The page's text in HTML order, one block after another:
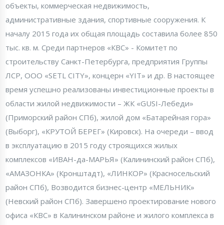
объекты, коммерческая недвижимость,
административные здания, спортивные сооружения. К
началу 2015 года их общая площадь составила более 850
тыс. кв. м. Среди партнеров «КВС» - Комитет по
строительству Санкт-Петербурга, предприятия Группы
ЛСР, ООО «SETL CITY», концерн «YIT» и др. В настоящее
время успешно реализованы инвестиционные проекты в
области жилой недвижимости – ЖК «GUSI-Лебеди»
(Приморский район СПб), жилой дом «Батарейная гора»
(Выборг), «КРУТОЙ БЕРЕГ» (Кировск). На очереди – ввод
в эксплуатацию в 2015 году строящихся жилых
комплексов «ИВАН-да-МАРЬЯ» (Калининский район СПб),
«АМАЗОНКА» (Кронштадт), «ЛИНКОР» (Красносельский
район СПб), Возводится бизнес-центр «МЕЛЬНИК»
(Невский район СПб). Завершено проектирование нового
офиса «КВС» в Калининском районе и жилого комплекса в